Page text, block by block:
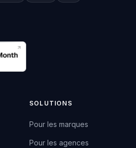
SOLUTIONS
Pour les marques
Pour les agences